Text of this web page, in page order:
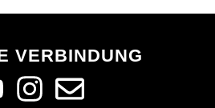
VERBINDUNG